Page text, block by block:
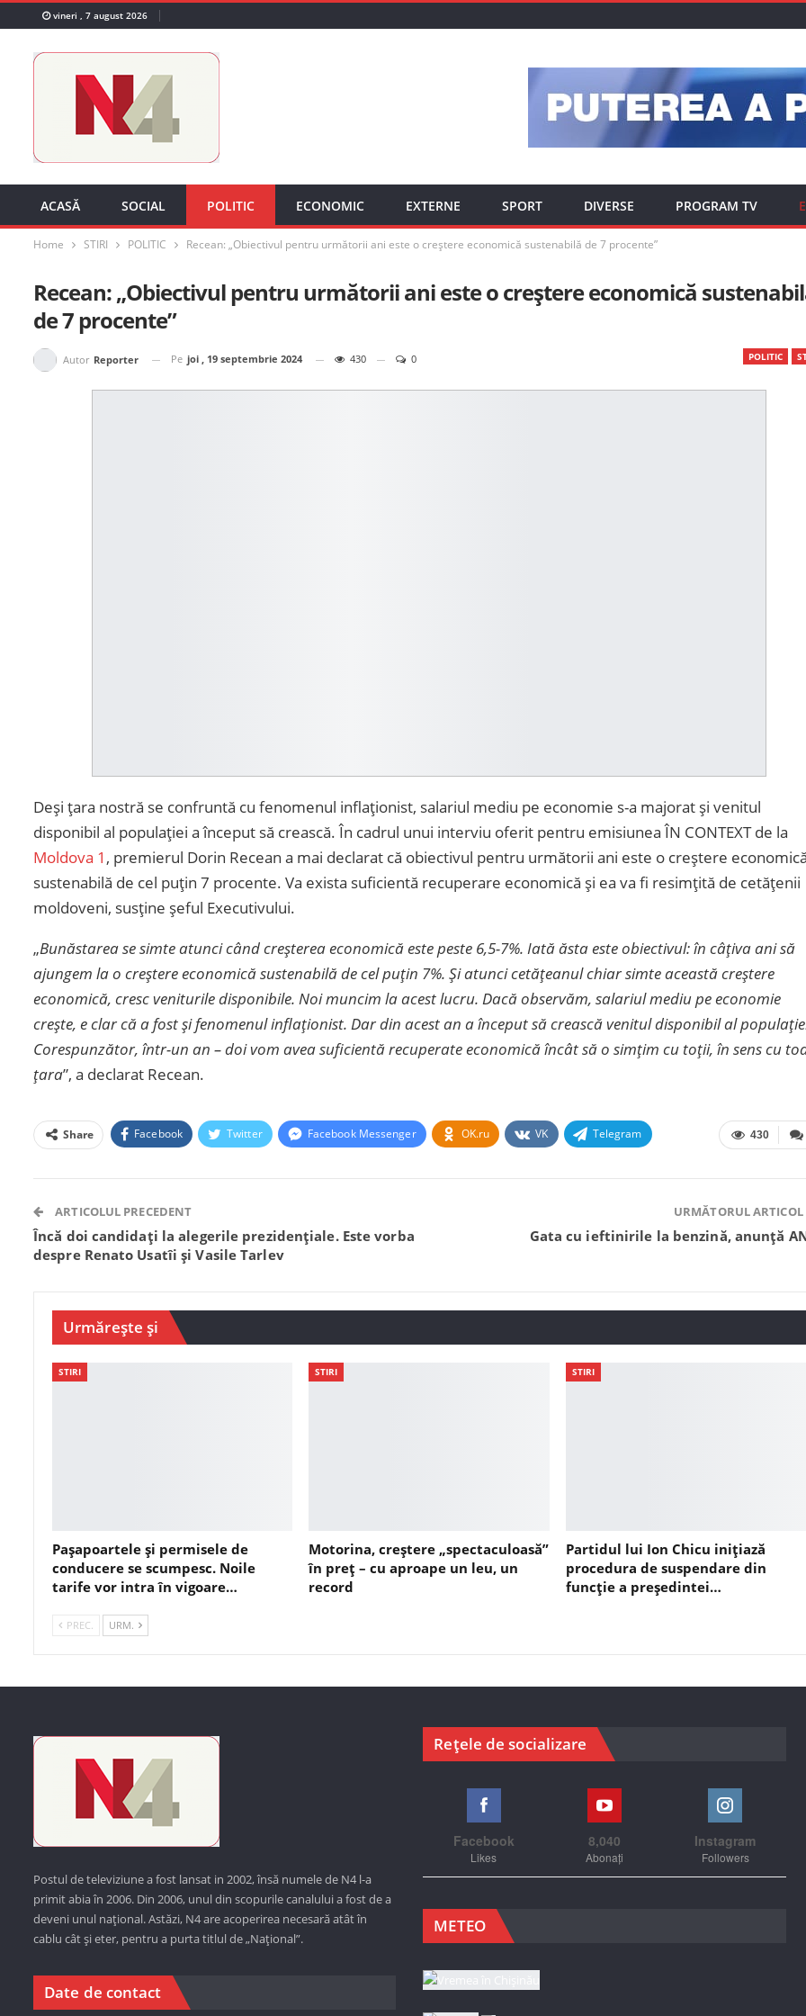
vineri , 7 august 2026
ACASĂ SOCIAL POLITIC ECONOMIC EXTERNE SPORT DIVERSE PROGRAM TV
Home STIRI POLITIC Recean: „Obiectivul pentru următorii ani este o creștere economică sustenabilă de 7 procente”
Recean: „Obiectivul pentru următorii ani este o creștere economică
de 7 procente”
POLITIC
Autor Reporter Pe joi , 19 septembrie 2024 430 0
Deși țara nostră se confruntă cu fenomenul inflaționist, salariul mediu pe economie s-a majorat și venitul
disponibil al populației a început să crească. În cadrul unui interviu oferit pentru emisiunea ÎN CONTEXT de la
Moldova 1 , premierul Dorin Recean a mai declarat că obiectivul pentru următorii ani este o creștere
sustenabilă de cel puțin 7 procente. Va exista suficientă recuperare economică și ea va fi resimțită de cetățenii
moldoveni, susține șeful Executivului.
„Bunăstarea se simte atunci când creșterea economică este peste 6,5-7%. Iată ăsta este obiectivul: în câțiva ani să
ajungem la o creștere economică sustenabilă de cel puțin 7%. Și atunci cetățeanul chiar simte această creștere
economică, cresc veniturile disponibile. Noi muncim la acest lucru. Dacă observăm, salariul mediu pe economie
crește, e clar că a fost și fenomenul inflaționist. Dar din acest an a început să crească venitul disponibil al
Corespunzător, într-un an – doi vom avea suficientă recuperate economică încât să o simțim cu toții, în sens cu
țara”, a declarat Recean.
430
Share Facebook Twitter Facebook Messenger OK.ru VK Telegram
ARTICOLUL PRECEDENT
Încă doi candidați la alegerile prezidențiale. Este vorba
despre Renato Usatîi și Vasile Tarlev
URMĂTORUL ARTICOL
Gata cu ieftinirile la benzină, anunță
Urmărește și
STIRI
Pașapoartele și permisele de
conducere se scumpesc. Noile
tarife vor intra în vigoare…
STIRI
Motorina, creștere „spectaculoasă”
în preț – cu aproape un leu, un
record
STIRI
Partidul lui Ion Chicu inițiază
procedura de suspendare din
funcție a președintei…
PREC. URM.
Postul de televiziune a fost lansat in 2002, însă numele de N4 l-a
primit abia în 2006. Din 2006, unul din scopurile canalului a fost de a
deveni unul național. Astăzi, N4 are acoperirea necesară atât în
cablu cât și eter, pentru a purta titlul de „Național”.
Date de contact
Rețele de socializare
Facebook
Likes
8,040
Abonați
Instagram
Followers
METEO